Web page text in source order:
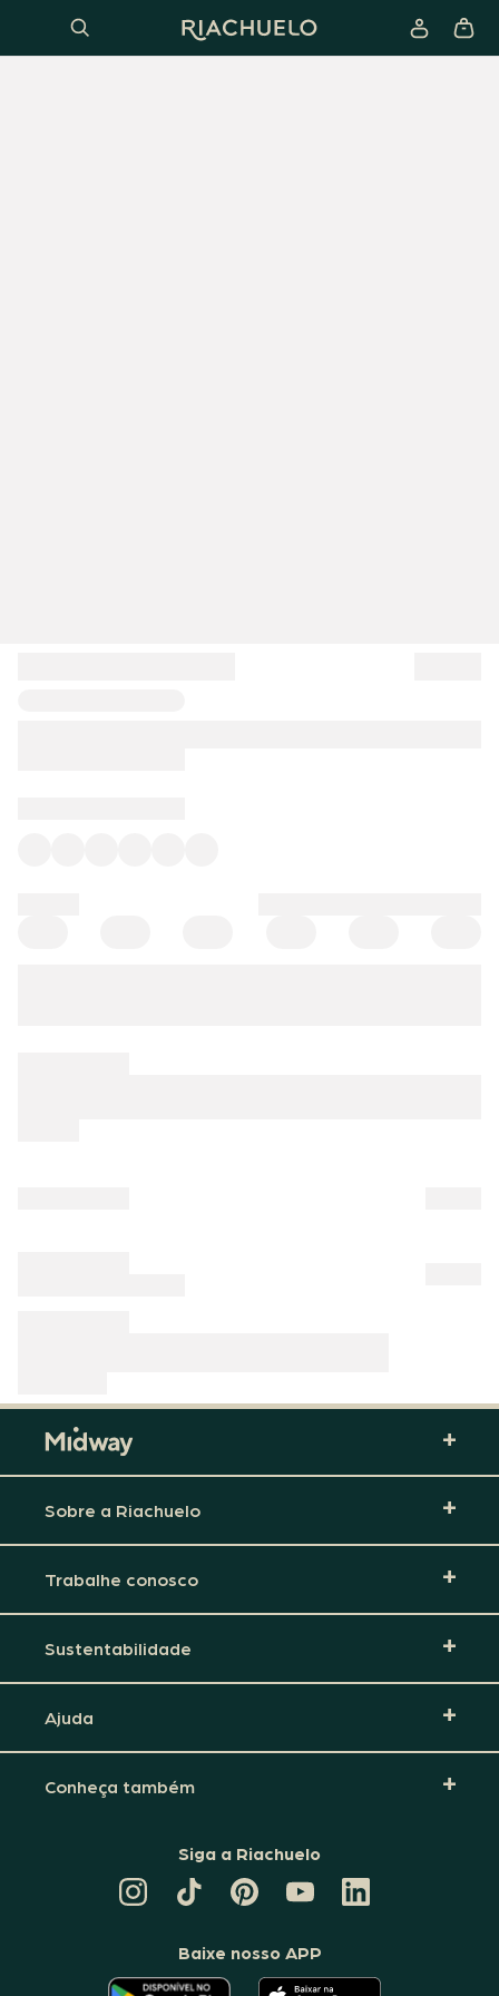
Sobre a Riachuelo
Trabalhe conosco
Sustentabilidade
Ajuda
Conheça também
Siga a Riachuelo
TIKTOK
DA
PINTEREST
DA
CANAL
DA
RIACHUELO
LINKEDIN
DA
Baixe nosso APP
O O